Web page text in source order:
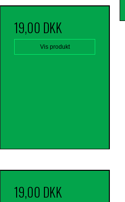
19,00 DKK
Vis produkt
19,00 DKK